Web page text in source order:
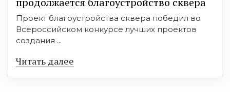
Проект благоустройства сквера победил во
Всероссийском конкурсе лучших проектов
создания ...
Читать далее